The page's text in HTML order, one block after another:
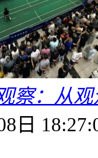
察：从
日